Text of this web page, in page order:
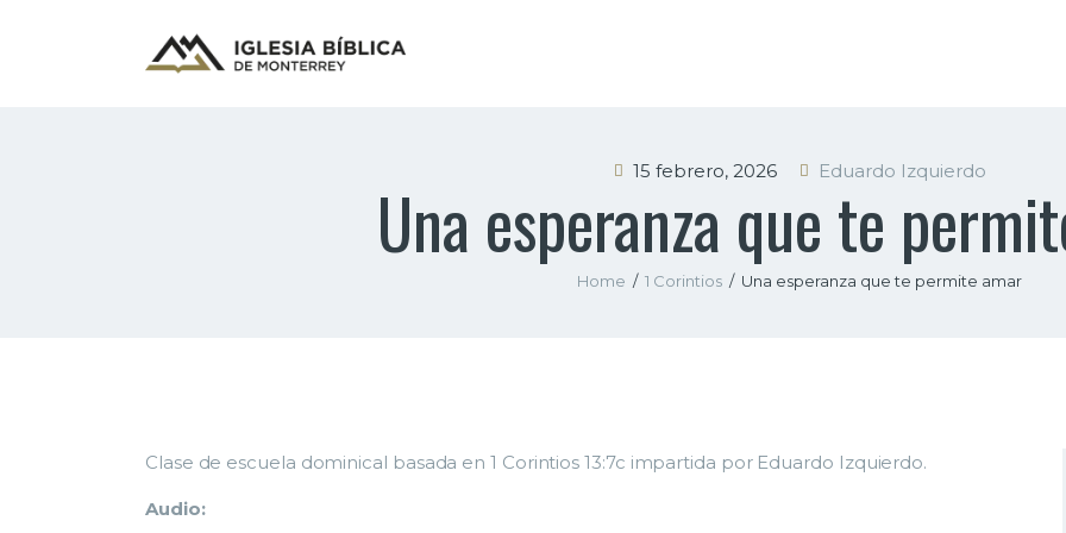
15 febrero, 2026 Eduardo Izquierdo
Una esperanza que te
Home 1 Corintios Una esperanza que te permite amar
Clase de escuela dominical basada en 1 Corintios 13:7c impartida por Eduardo Izquierdo.
Audio: